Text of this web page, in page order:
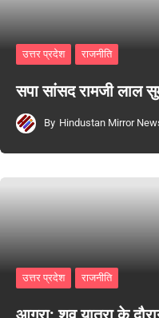
उत्तर प्रदेश राजनीति
सपा सांसद रामजी लाल
By Hindustan Mirror
उत्तर प्रदेश राजनीति